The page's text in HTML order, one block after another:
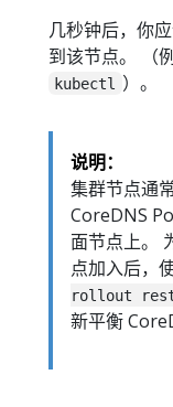
几秒钟后，你
到该节点。 （
kubectl ）。
说明：
集群节点通
CoreDNS
面节点上。
点加入后，
rollout
新平衡